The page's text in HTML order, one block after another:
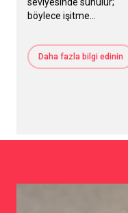
böylece işitme
tarzınıza en uygun olan
modeli seçebilirsiniz.
Daha fazla bilgi edinin